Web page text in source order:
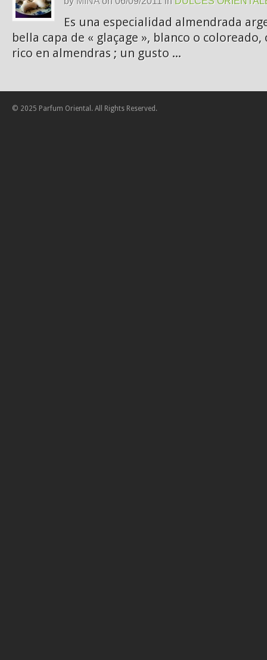
Es una especialidad almendrada
bella capa de « glaçage », blanco o
rico en almendras ; un gusto ...
© 2025 Parfum Oriental. All Rights Reserved.